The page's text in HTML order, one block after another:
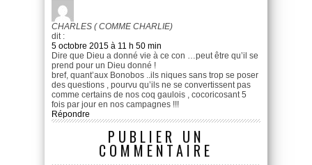
CHARLES ( COMME CHARLIE)
dit :
5 octobre 2015 à 11 h 50 min
Dire que Dieu a donné vie à ce con …peut être qu’il se
prend pour un Dieu donné !
bref, quant’aux Bonobos ..ils niques sans trop se poser
des questions , pourvu qu’ils ne se convertissent pas
comme certains de nos coq gaulois , cocoricosant 5
fois par jour en nos campagnes !!!
Répondre
PUBLIER UN
COMMENTAIRE